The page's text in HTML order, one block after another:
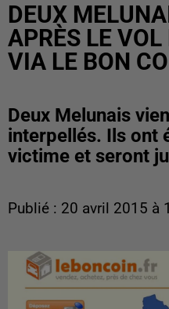
DEUX
APRÈS LE
VIA LE BON
Deux Melunais
interpellés. Ils ont
victime et seront
Publié : 20 avril 2015 à